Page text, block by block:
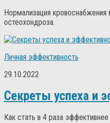
Нормализация кровоснабжения
остеохондроза.
Личная эффективность
29.10.2022
Секреты успеха и
Как стать в 4 раза